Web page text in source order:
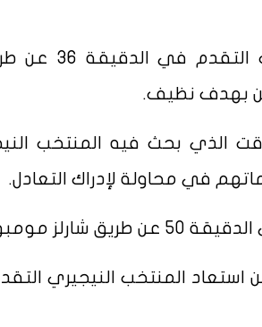
وتمكن المنتخب
بهدف نظيف.
الذي بحث فيه المنتخب
في محاولة لإدراك التعادل.
مومبوا.
استعاد المنتخب النيجيري